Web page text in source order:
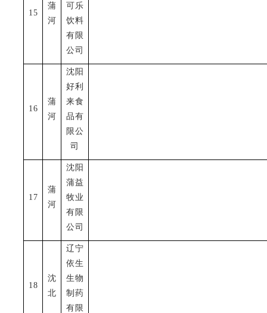
15
蒲
河
可乐
饮料
有限
公司
16
蒲
河
沈阳
好利
来食
品有
限公
司
17
蒲
河
沈阳
蒲益
牧业
有限
公司
18
沈
北
辽宁
依生
生物
制药
有限